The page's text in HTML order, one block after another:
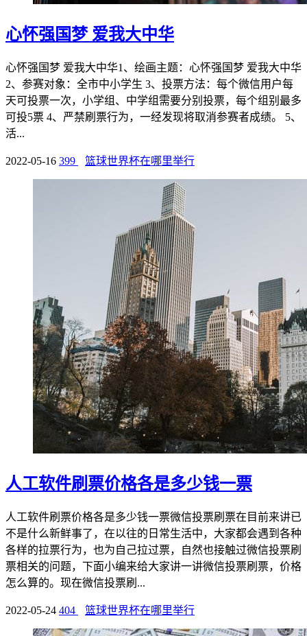
心怀强国梦 爱我大中华
心怀强国梦 爱我大中华1、绘画主题：心怀强国梦 爱我大中华
2、参赛对象：全市中小学生 3、投票方法：每个微信用户每
天可投票一次，小学组、中学组需要分别投票，每个组别最多
可投5票 4、严禁刷票行为，一经发现将取消参赛者成绩。 5、
活...
2022-05-16 399 篮球世界杯在哪里举行
人工软件刷票价格各是多少钱一票
人工软件刷票价格各是多少钱一票微信投票刷票在目前来讲已
不是什么新鲜事了，在以往的日常生活中，大家都会遇到各种
各样的拉票行为，也为自己拉过票，自然也接触过微信投票刷
票相关的问题，下面小编来给大家讲一讲微信投票刷票，价格
怎么算的。现在微信投票刷...
2022-05-24 404 篮球世界杯在哪里举行